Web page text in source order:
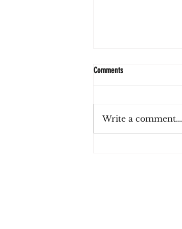
Comments
Write a comment...